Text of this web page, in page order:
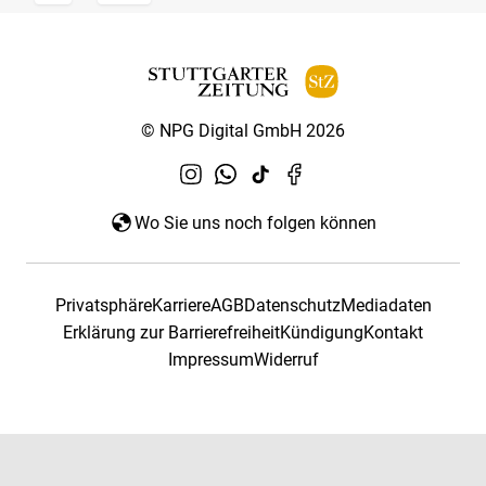
© NPG Digital GmbH 2026
Wo Sie uns noch folgen können
PrivatsphäreKarriereAGBDatenschutzMediadaten
Erklärung zur BarrierefreiheitKündigungKontakt
ImpressumWiderruf